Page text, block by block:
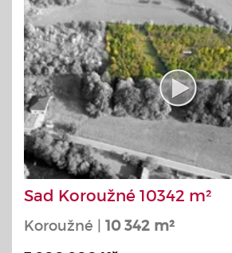
Sad Koroužné 10342 m²
Koroužné | 10 342 m²